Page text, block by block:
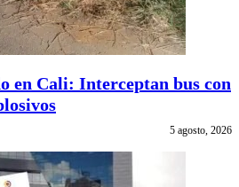
en Cali: Interceptan bus con
5 agosto, 2026